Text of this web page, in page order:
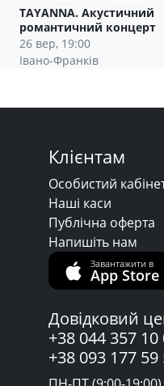
TAYANNA. Акустичний
романтичний концерт
26 вер, 19:00
Івано-Франків
Клієнтам
Особистий
Наші каси
Публічна оферта
Напишіть нам
Завантажити в
App Store
Довідковий
+38 044 357 10
+38 093 177 59